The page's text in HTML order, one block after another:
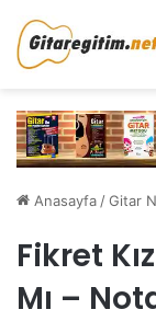
Anasayfa /Gitar
Fikret
Mı –